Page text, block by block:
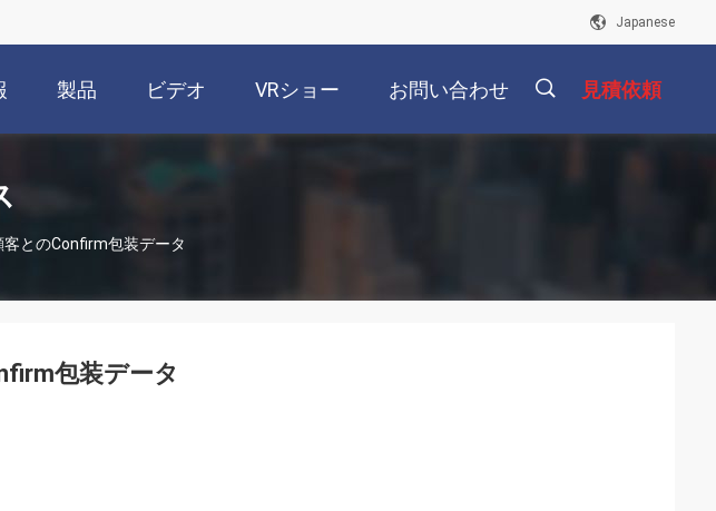
Japanese
製品 ビデオ VRショー お問い合わせ 見積依頼
とのConfirm包装データ
包装データ